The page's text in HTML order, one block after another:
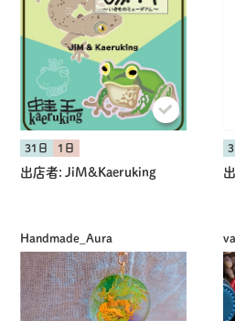
31日 1日
出店者: JiM&Kaeruking
Handmade_Aura